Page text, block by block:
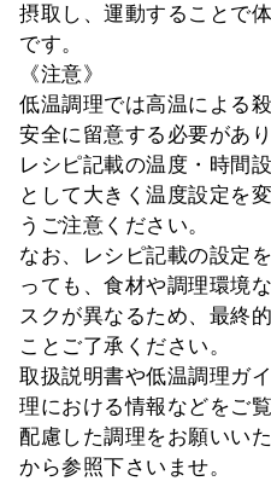
摂取し、運動することで
です。
《注意》
低温調理では高温による
安全に留意する必要があり
レシピ記載の温度・時間
として大きく温度設定を
うご注意ください。
なお、レシピ記載の設定
っても、食材や調理環境
スクが異なるため、最終
ことご了承ください。
取扱説明書や低温調理ガ
理における情報などをご
配慮した調理をお願いい
から参照下さいませ。